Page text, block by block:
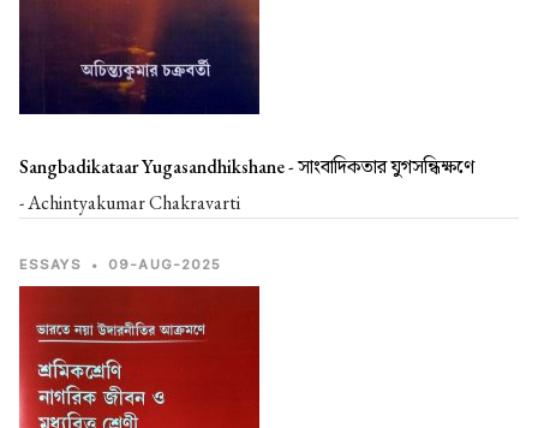
Sangbadikataar Yugasandhikshane -সাংবাদিকতার যুগসন্ধিক্ষণে
- Achintyakumar Chakravarti
ESSAYS • 09-AUG-2025